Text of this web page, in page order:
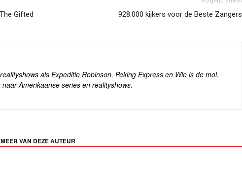
Gifted 928.000 kijkers voor de Beste Zangers
als Expeditie Robinson, Peking Express en Wie is de mol.
naar Amerikaanse series en realityshows.
MEER VAN DEZE AUTEUR